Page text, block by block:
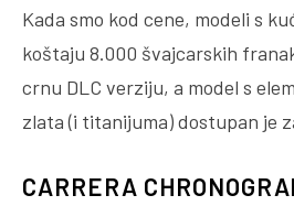
Kada smo kod cene, modeli s
koštaju 8.000 švajcarskih
crnu DLC verziju, a model s
zlata (i titanijuma) dostupan je
CARRERA